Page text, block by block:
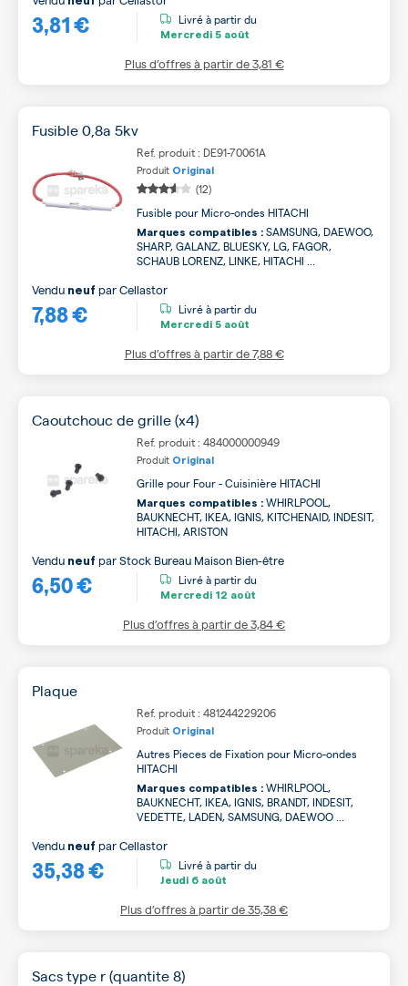
3,81 € Livré à partir du
Mercredi 5 août
Plus d’offres à partir de3,81 €
Fusible 0,8a 5kv
Ref. produit : DE91-70061A
Produit Original
(12)
Fusible pour Micro-ondes HITACHI
Marques compatibles : SAMSUNG, DAEWOO,
SHARP, GALANZ, BLUESKY, LG, FAGOR,
SCHAUB LORENZ, LINKE, HITACHI ...
7,88 €
Vendu neuf parCellastor
Livré à partir du
Mercredi 5 août
Plus d’offres à partir de7,88 €
Caoutchouc de grille (x4)
Ref. produit : 484000000949
Produit Original
Grille pour Four - Cuisinière HITACHI
Marques compatibles : WHIRLPOOL,
BAUKNECHT, IKEA, IGNIS, KITCHENAID, INDESIT,
HITACHI, ARISTON
6,50 €
Vendu neuf parStock Bureau Maison Bien-être
Livré à partir du
Mercredi 12 août
Plus d’offres à partir de3,84 €
Plaque
Ref. produit : 481244229206
Produit Original
Autres Pieces de Fixation pour Micro-ondes
HITACHI
Marques compatibles : WHIRLPOOL,
BAUKNECHT, IKEA, IGNIS, BRANDT, INDESIT,
VEDETTE, LADEN, SAMSUNG, DAEWOO ...
35,38 €
Vendu neuf parCellastor
Livré à partir du
Jeudi 6 août
Plus d’offres à partir de35,38 €
Sacs type r (quantite 8)